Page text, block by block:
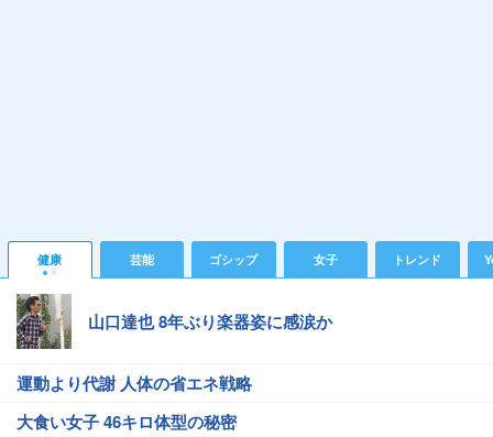
健康 芸能 ゴシップ 女子 トレンド
山口達也 8年ぶり楽器姿に感涙か
運動より代謝 人体の省エネ戦略
大食い女子 46キロ体型の秘密